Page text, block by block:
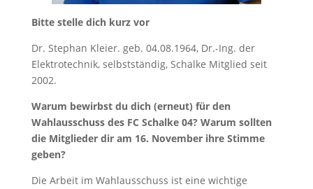
Bitte stelle dich kurz vor
Dr. Stephan Kleier. geb. 04.08.1964, Dr.-Ing. der
Elektrotechnik, selbstständig, Schalke Mitglied seit
2002.
Warum bewirbst du dich (erneut) für den
Wahlausschuss des FC Schalke 04? Warum sollten
die Mitglieder dir am 16. November ihre Stimme
geben?
Die Arbeit im Wahlausschuss ist eine wichtige